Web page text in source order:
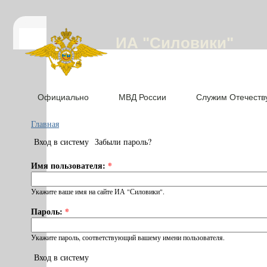
ИА "Силовики"
Официально МВД России Служим
Главная
Вход в систему Забыли пароль?
Имя пользователя: *
Укажите ваше имя на сайте ИА "Силовики".
Пароль: *
Укажите пароль, соответствующий вашему имени пользователя.
Вход в систему